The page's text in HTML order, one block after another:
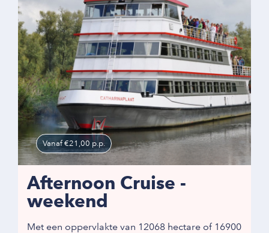
Vanaf €21,00 p.p.
Afternoon Cruise -
weekend
Met een oppervlakte van 12068 hectare of 16900